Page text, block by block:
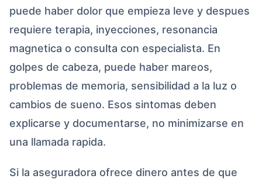
puede haber dolor que empieza leve y despues
requiere terapia, inyecciones, resonancia
magnetica o consulta con especialista. En
golpes de cabeza, puede haber mareos,
problemas de memoria, sensibilidad a la luz o
cambios de sueno. Esos sintomas deben
explicarse y documentarse, no minimizarse en
una llamada rapida.
Si la aseguradora ofrece dinero antes de que